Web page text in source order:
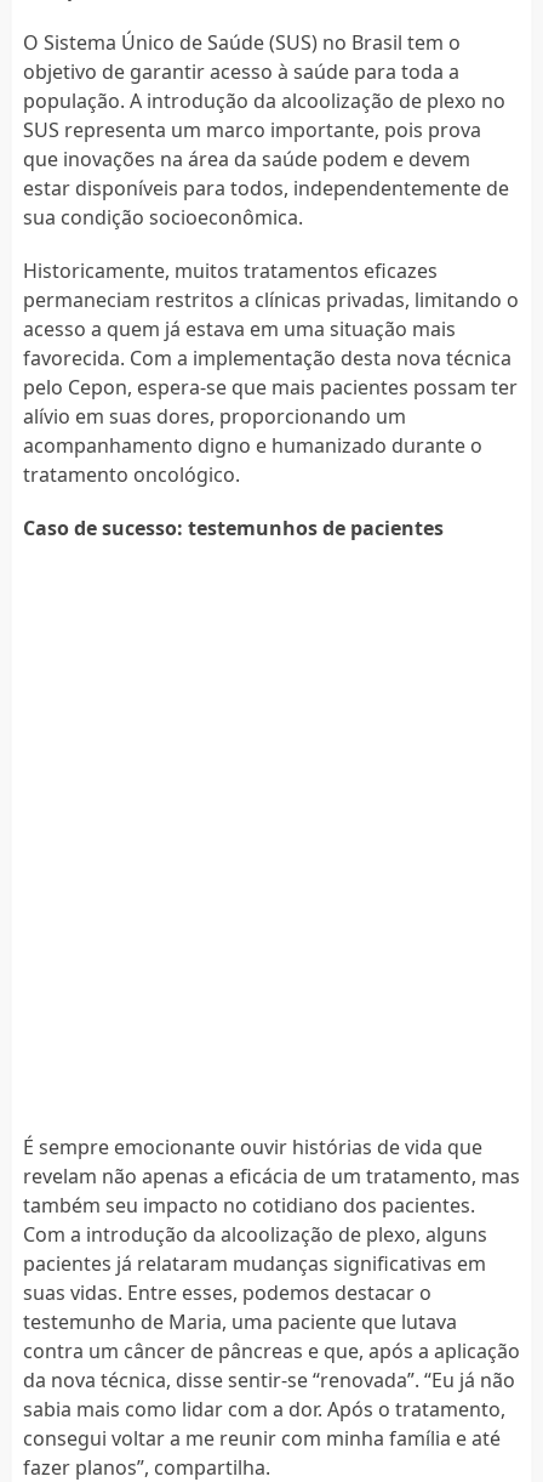
O Sistema Único de Saúde (SUS) no Brasil tem o
objetivo de garantir acesso à saúde para toda a
população. A introdução da alcoolização de plexo no
SUS representa um marco importante, pois prova
que inovações na área da saúde podem e devem
estar disponíveis para todos, independentemente de
sua condição socioeconômica.
Historicamente, muitos tratamentos eficazes
permaneciam restritos a clínicas privadas, limitando o
acesso a quem já estava em uma situação mais
favorecida. Com a implementação desta nova técnica
pelo Cepon, espera-se que mais pacientes possam ter
alívio em suas dores, proporcionando um
acompanhamento digno e humanizado durante o
tratamento oncológico.
Caso de sucesso: testemunhos de pacientes
É sempre emocionante ouvir histórias de vida que
revelam não apenas a eficácia de um tratamento, mas
também seu impacto no cotidiano dos pacientes.
Com a introdução da alcoolização de plexo, alguns
pacientes já relataram mudanças significativas em
suas vidas. Entre esses, podemos destacar o
testemunho de Maria, uma paciente que lutava
contra um câncer de pâncreas e que, após a aplicação
da nova técnica, disse sentir-se “renovada”. “Eu já não
sabia mais como lidar com a dor. Após o tratamento,
consegui voltar a me reunir com minha família e até
fazer planos”, compartilha.